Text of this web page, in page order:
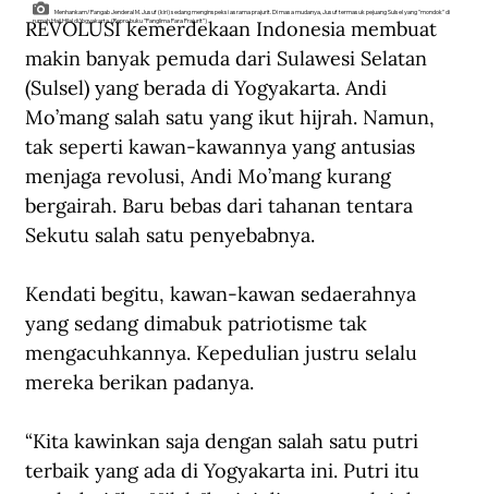
Menhankam/Pangab Jenderal M. Jusuf (kiri) sedang menginspeksi asrama prajurit. Di masa mudanya, Jusuf termasuk pejuang Sulsel yang "mondok" di
rumah Haji Hilal di Yogyakarta. (Repro buku "Panglima Para Prajurit")
REVOLUSI kemerdekaan Indonesia membuat
makin banyak pemuda dari Sulawesi Selatan
(Sulsel) yang berada di Yogyakarta. Andi
Mo’mang salah satu yang ikut hijrah. Namun,
tak seperti kawan-kawannya yang antusias
menjaga revolusi, Andi Mo’mang kurang
bergairah. Baru bebas dari tahanan tentara
Sekutu salah satu penyebabnya.
Kendati begitu, kawan-kawan sedaerahnya
yang sedang dimabuk patriotisme tak
mengacuhkannya. Kepedulian justru selalu
mereka berikan padanya.
“Kita kawinkan saja dengan salah satu putri
terbaik yang ada di Yogyakarta ini. Putri itu